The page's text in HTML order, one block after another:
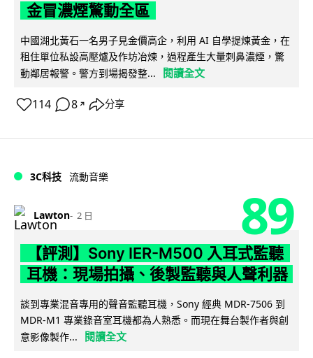
金冒濃煙驚動全區
中國湖北黃石一名男子見金價高企，利用 AI 自學提煉黃金，在
租住單位私設高壓爐及作坊冶煉，過程產生大量刺鼻濃煙，驚
動鄰居報警。警方到場揭發整...
閱讀全文
114 8 ↗ 分享
3C科技 流動音樂
Lawton 2 日 89
【評測】Sony IER-M500 入耳式監聽
耳機：現場拍攝、後製監聽與人聲利器
談到專業混音專用的聲音監聽耳機，Sony 經典 MDR-7506 到
MDR-M1 專業錄音室耳機都為人熟悉。而現在舞台製作者與創
意影像製作...
閱讀全文